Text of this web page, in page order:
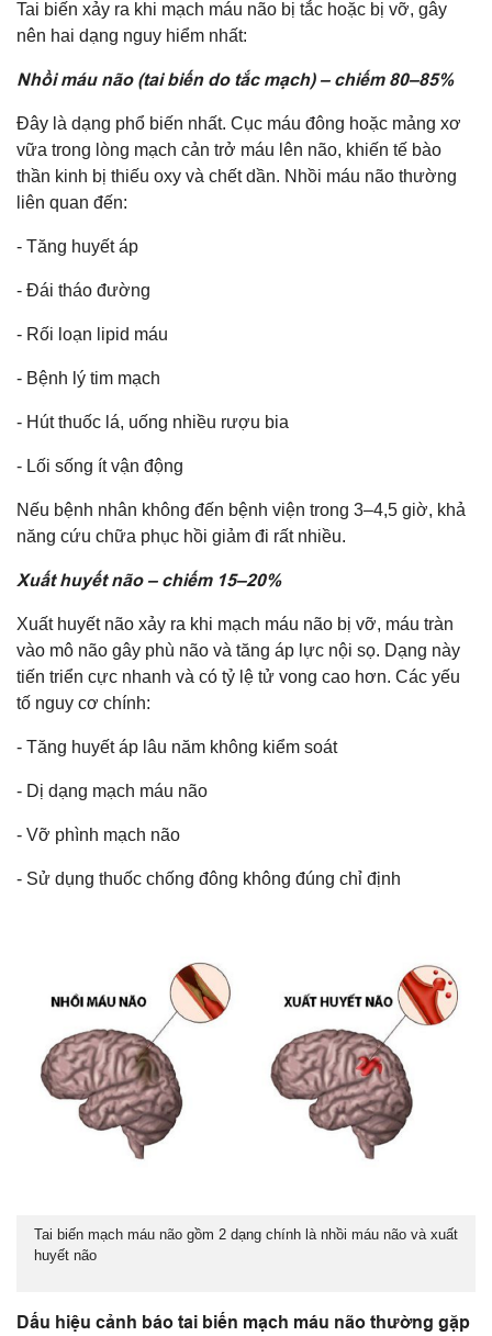
Tai biến xảy ra khi mạch máu não bị tắc hoặc bị vỡ, gây
nên hai dạng nguy hiểm nhất:
Nhồi máu não (tai biến do tắc mạch) – chiếm 80–85%
Đây là dạng phổ biến nhất. Cục máu đông hoặc mảng xơ
vữa trong lòng mạch cản trở máu lên não, khiến tế bào
thần kinh bị thiếu oxy và chết dần. Nhồi máu não thường
liên quan đến:
- Tăng huyết áp
- Đái tháo đường
- Rối loạn lipid máu
- Bệnh lý tim mạch
- Hút thuốc lá, uống nhiều rượu bia
- Lối sống ít vận động
Nếu bệnh nhân không đến bệnh viện trong 3–4,5 giờ, khả
năng cứu chữa phục hồi giảm đi rất nhiều.
Xuất huyết não – chiếm 15–20%
Xuất huyết não xảy ra khi mạch máu não bị vỡ, máu tràn
vào mô não gây phù não và tăng áp lực nội sọ. Dạng này
tiến triển cực nhanh và có tỷ lệ tử vong cao hơn. Các yếu
tố nguy cơ chính:
- Tăng huyết áp lâu năm không kiểm soát
- Dị dạng mạch máu não
- Vỡ phình mạch não
- Sử dụng thuốc chống đông không đúng chỉ định
Tai biến mạch máu não gồm 2 dạng chính là nhồi máu não và xuất
huyết não
Dấu hiệu cảnh báo tai biến mạch máu não thường gặp